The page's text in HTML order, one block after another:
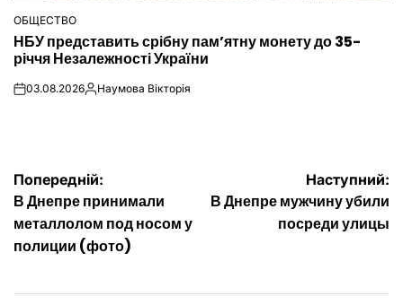
ОПУБЛІКУВАТИ
У
ОБЩЕСТВО
НБУ представить срібну пам’ятну монету до 35-
річчя Незалежності України
on03.08.2026Опубліковано
Наумова Вікторія
Навігація
записів
Попередній:
В Днепре принимали
металлолом под носом у
полиции (фото)
Наступний:
В Днепре мужчину убили
посреди улицы